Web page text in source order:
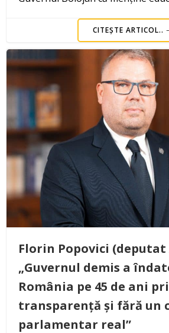
CITEȘTE ARTICOL..
Florin Popovici (deputat
„Guvernul demis a
România pe 45 de ani
transparență și fără un
parlamentar real”